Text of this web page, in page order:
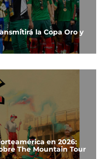
la Copa Oro y
en 2026:
The Mountain Tour